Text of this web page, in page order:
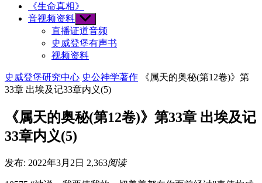
《生命真相》
音视频资料 Show
sub
menu
直播证道音频
史威登堡有声书
视频资料
史威登堡研究中心 史公神学著作
《属天的奥秘(第12卷)》第
33章 出埃及记33章内义(5)
《属天的奥秘(第12卷)》第33章 出埃及记
33章内义(5)
发布: 2022年3月2日 2,363阅读